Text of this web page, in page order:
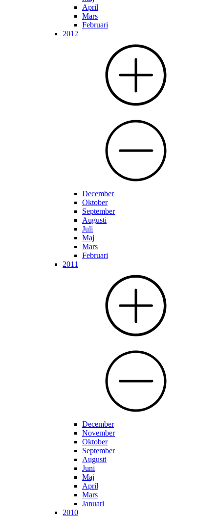
April
Mars
Februari
2012
December
Oktober
September
Augusti
Juli
Maj
Mars
Februari
2011
December
November
Oktober
September
Augusti
Juni
Maj
April
Mars
Januari
2010